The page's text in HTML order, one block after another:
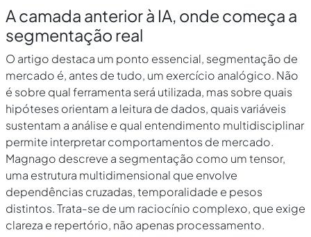
A camada anterior à IA, onde começa a
segmentação real
O artigo destaca um ponto essencial, segmentação de
mercado é, antes de tudo, um exercício analógico. Não
é sobre qual ferramenta será utilizada, mas sobre quais
hipóteses orientam a leitura de dados, quais variáveis
sustentam a análise e qual entendimento multidisciplinar
permite interpretar comportamentos de mercado.
Magnago descreve a segmentação como um tensor,
uma estrutura multidimensional que envolve
dependências cruzadas, temporalidade e pesos
distintos. Trata-se de um raciocínio complexo, que exige
clareza e repertório, não apenas processamento.